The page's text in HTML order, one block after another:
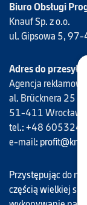
Biuro Obsługi
Knauf Sp. z o.o.
ul. Gipsowa 5,
Adres do
Agencja
al. Brücknera 25
51-411 Wrocław
tel.: +48
e-mail:
Przystępując do
częścią wielkiej